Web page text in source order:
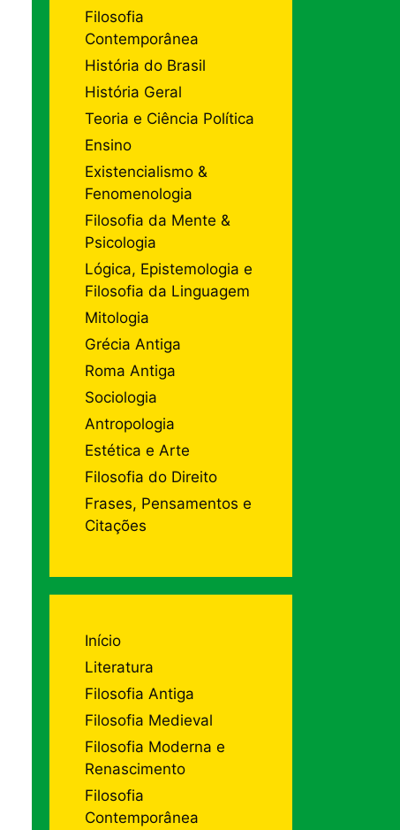
Filosofia
Contemporânea
História do Brasil
História Geral
Teoria e Ciência Política
Ensino
Existencialismo &
Fenomenologia
Filosofia da Mente &
Psicologia
Lógica, Epistemologia e
Filosofia da Linguagem
Mitologia
Grécia Antiga
Roma Antiga
Sociologia
Antropologia
Estética e Arte
Filosofia do Direito
Frases, Pensamentos e
Citações
Início
Literatura
Filosofia Antiga
Filosofia Medieval
Filosofia Moderna e
Renascimento
Filosofia
Contemporânea